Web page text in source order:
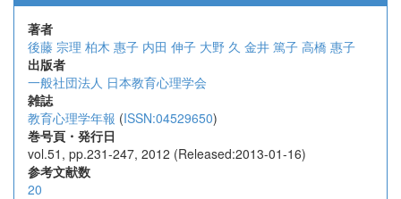
著者
後藤 宗理 柏木 惠子 内田 伸子 大野 久 金井 篤子 高橋 惠子
出版者
一般社団法人 日本教育心理学会
雑誌
教育心理学年報 (ISSN:04529650)
巻号頁・発行日
vol.51, pp.231-247, 2012 (Released:2013-01-16)
参考文献数
20